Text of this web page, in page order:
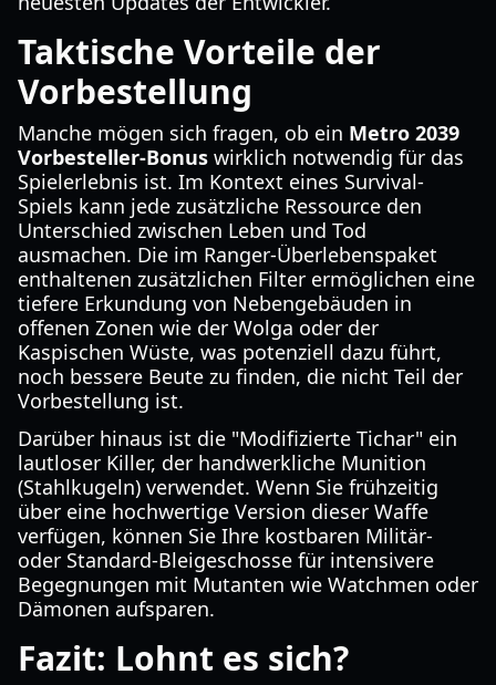
Taktische Vorteile der
Vorbestellung
Manche mögen sich fragen, ob ein Metro 2039
Vorbesteller-Bonus wirklich notwendig für das
Spielerlebnis ist. Im Kontext eines Survival-
Spiels kann jede zusätzliche Ressource den
Unterschied zwischen Leben und Tod
ausmachen. Die im Ranger-Überlebenspaket
enthaltenen zusätzlichen Filter ermöglichen eine
tiefere Erkundung von Nebengebäuden in
offenen Zonen wie der Wolga oder der
Kaspischen Wüste, was potenziell dazu führt,
noch bessere Beute zu finden, die nicht Teil der
Vorbestellung ist.
Darüber hinaus ist die "Modifizierte Tichar" ein
lautloser Killer, der handwerkliche Munition
(Stahlkugeln) verwendet. Wenn Sie frühzeitig
über eine hochwertige Version dieser Waffe
verfügen, können Sie Ihre kostbaren Militär-
oder Standard-Bleigeschosse für intensivere
Begegnungen mit Mutanten wie Watchmen oder
Dämonen aufsparen.
Fazit: Lohnt es sich?